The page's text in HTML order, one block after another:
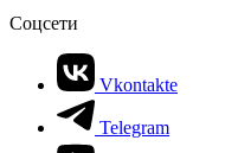
Соцсети
Vkontakte
Telegram